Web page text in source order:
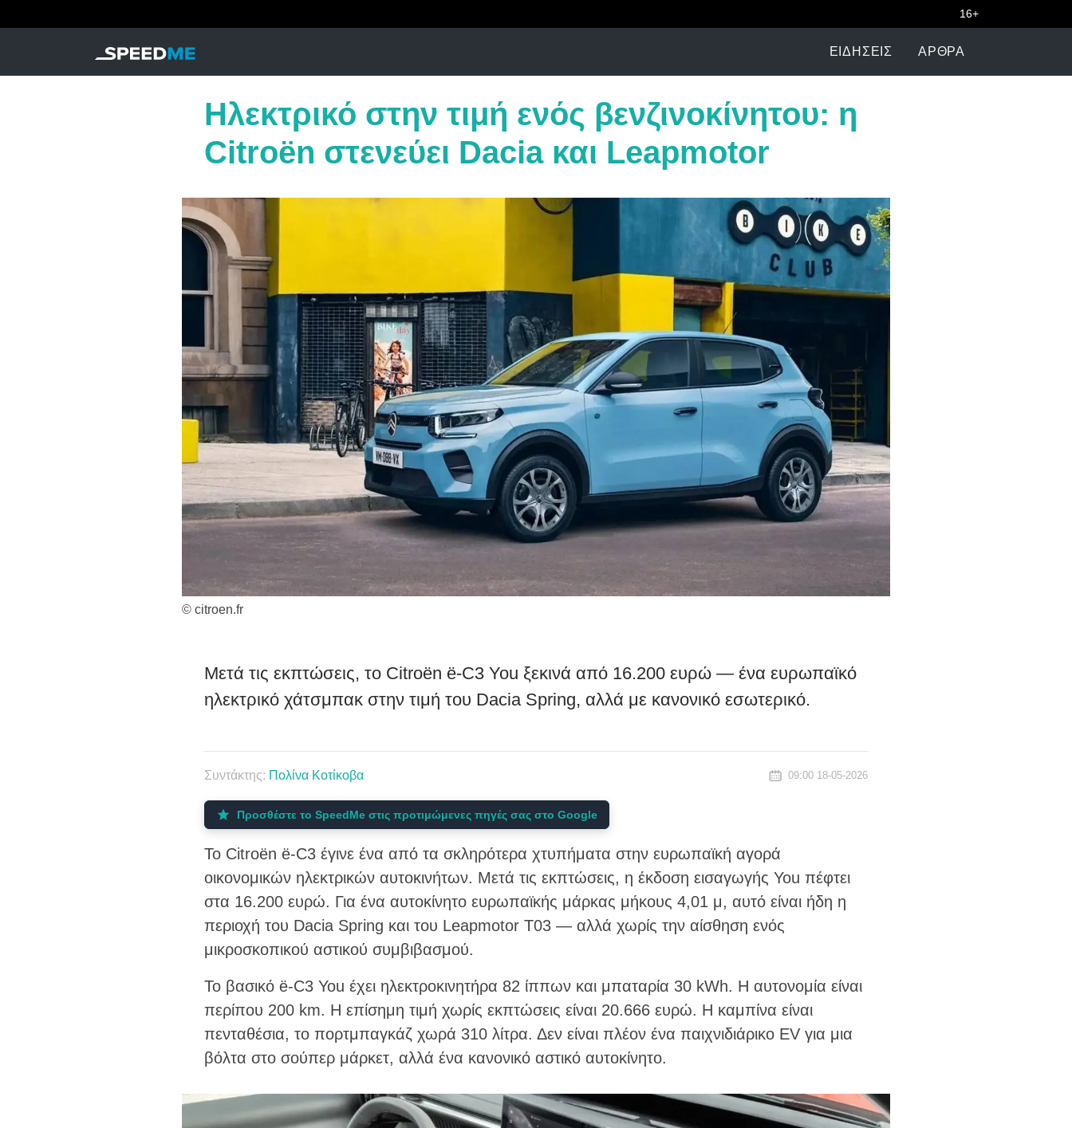
16+
ΕΙΔΉΣΕΙΣ ΆΡΘΡΑ
Ηλεκτρικό στην τιμή ενός βενζινοκίνητου: η
Citroën στενεύει Dacia και Leapmotor
© citroen.fr
Μετά τις εκπτώσεις, το Citroën ë-C3 You ξεκινά από 16.200 ευρώ — ένα ευρωπαϊκό
ηλεκτρικό χάτσμπακ στην τιμή του Dacia Spring, αλλά με κανονικό εσωτερικό.
Συντάκτης: Πολίνα Κοτίκοβα 09:00 18-05-2026
Προσθέστε το SpeedMe στις προτιμώμενες πηγές σας στο Google
Το Citroën ë-C3 έγινε ένα από τα σκληρότερα χτυπήματα στην ευρωπαϊκή αγορά
οικονομικών ηλεκτρικών αυτοκινήτων. Μετά τις εκπτώσεις, η έκδοση εισαγωγής You πέφτει
στα 16.200 ευρώ. Για ένα αυτοκίνητο ευρωπαϊκής μάρκας μήκους 4,01 μ, αυτό είναι ήδη η
περιοχή του Dacia Spring και του Leapmotor T03 — αλλά χωρίς την αίσθηση ενός
μικροσκοπικού αστικού συμβιβασμού.
Το βασικό ë-C3 You έχει ηλεκτροκινητήρα 82 ίππων και μπαταρία 30 kWh. Η αυτονομία είναι
περίπου 200 km. Η επίσημη τιμή χωρίς εκπτώσεις είναι 20.666 ευρώ. Η καμπίνα είναι
πενταθέσια, το πορτμπαγκάζ χωρά 310 λίτρα. Δεν είναι πλέον ένα παιχνιδιάρικο EV για μια
βόλτα στο σούπερ μάρκετ, αλλά ένα κανονικό αστικό αυτοκίνητο.